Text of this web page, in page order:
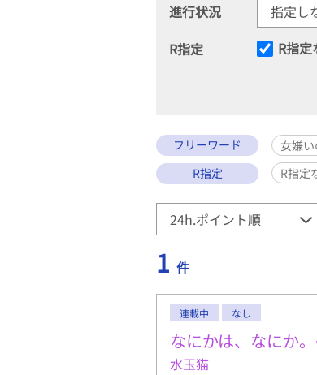
進行状況
R指定
R指定
フリーワード
女嫌
R指定
R指定
1 件
連載中 なし
なにかは、なにか
水玉猫